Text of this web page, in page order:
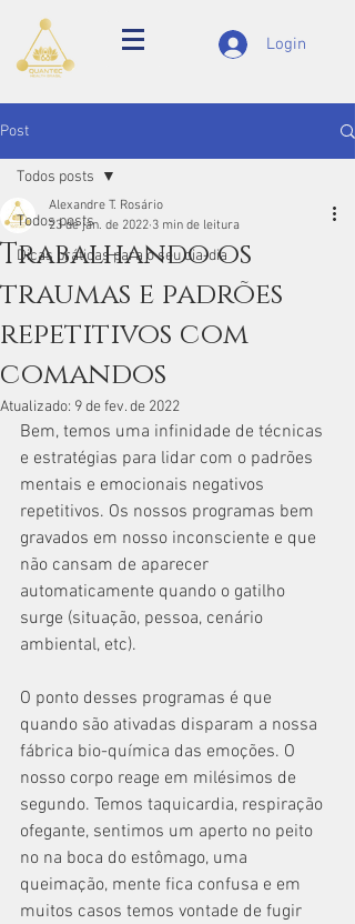
Login
Post
Todos posts
Dicas práticas para o seu dia-dia
Todos posts
Trabalhando os
traumas e padrões
repetitivos com
comandos
Alexandre T. Rosário
23 de jan. de 2022 3 min de leitura
Atualizado: 9 de fev. de 2022
Bem, temos uma infinidade de técnicas
e estratégias para lidar com o padrões
mentais e emocionais negativos
repetitivos. Os nossos programas bem
gravados em nosso inconsciente e que
não cansam de aparecer
automaticamente quando o gatilho
surge (situação, pessoa, cenário
ambiental, etc).
O ponto desses programas é que
quando são ativadas disparam a nossa
fábrica bio-química das emoções. O
nosso corpo reage em milésimos de
segundo. Temos taquicardia, respiração
ofegante, sentimos um aperto no peito
no na boca do estômago, uma
queimação, mente fica confusa e em
muitos casos temos vontade de fugir